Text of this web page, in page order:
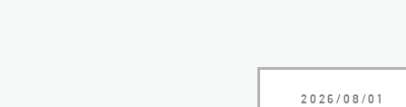
2026/08/01